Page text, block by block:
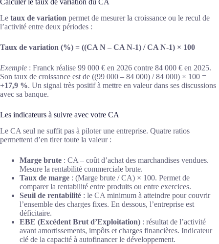
Calculer le taux de variation du CA
Le taux de variation permet de mesurer la croissance ou le recul de
l’activité entre deux périodes :
Taux de variation (%) = ((CA N – CA N-1) / CA N-1) × 100
Exemple : Franck réalise 99 000 € en 2026 contre 84 000 € en 2025.
Son taux de croissance est de ((99 000 – 84 000) / 84 000) × 100 =
+17,9 %. Un signal très positif à mettre en valeur dans ses discussions
avec sa banque.
Les indicateurs à suivre avec votre CA
Le CA seul ne suffit pas à piloter une entreprise. Quatre ratios
permettent d’en tirer toute la valeur :
Marge brute : CA – coût d’achat des marchandises vendues.
Mesure la rentabilité commerciale brute.
Taux de marge : (Marge brute / CA) × 100. Permet de
comparer la rentabilité entre produits ou entre exercices.
Seuil de rentabilité : le CA minimum à atteindre pour couvrir
l’ensemble des charges fixes. En dessous, l’entreprise est
déficitaire.
EBE (Excédent Brut d’Exploitation) : résultat de l’activité
avant amortissements, impôts et charges financières. Indicateur
clé de la capacité à autofinancer le développement.